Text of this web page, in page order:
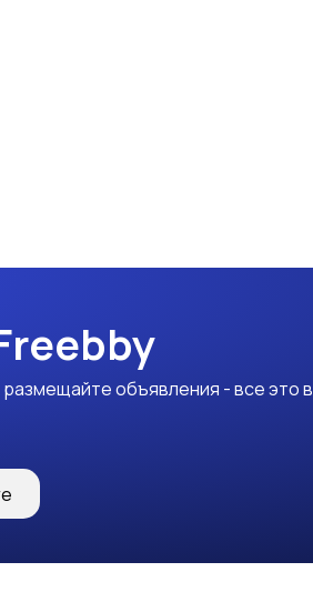
объявления - все это в